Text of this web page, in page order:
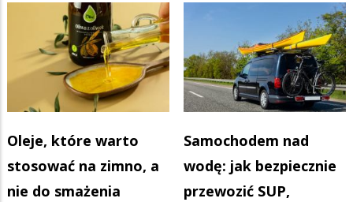
Oleje, które warto
stosować na zimno, a
nie do smażenia
Samochodem nad
wodę: jak bezpiecznie
przewozić SUP,